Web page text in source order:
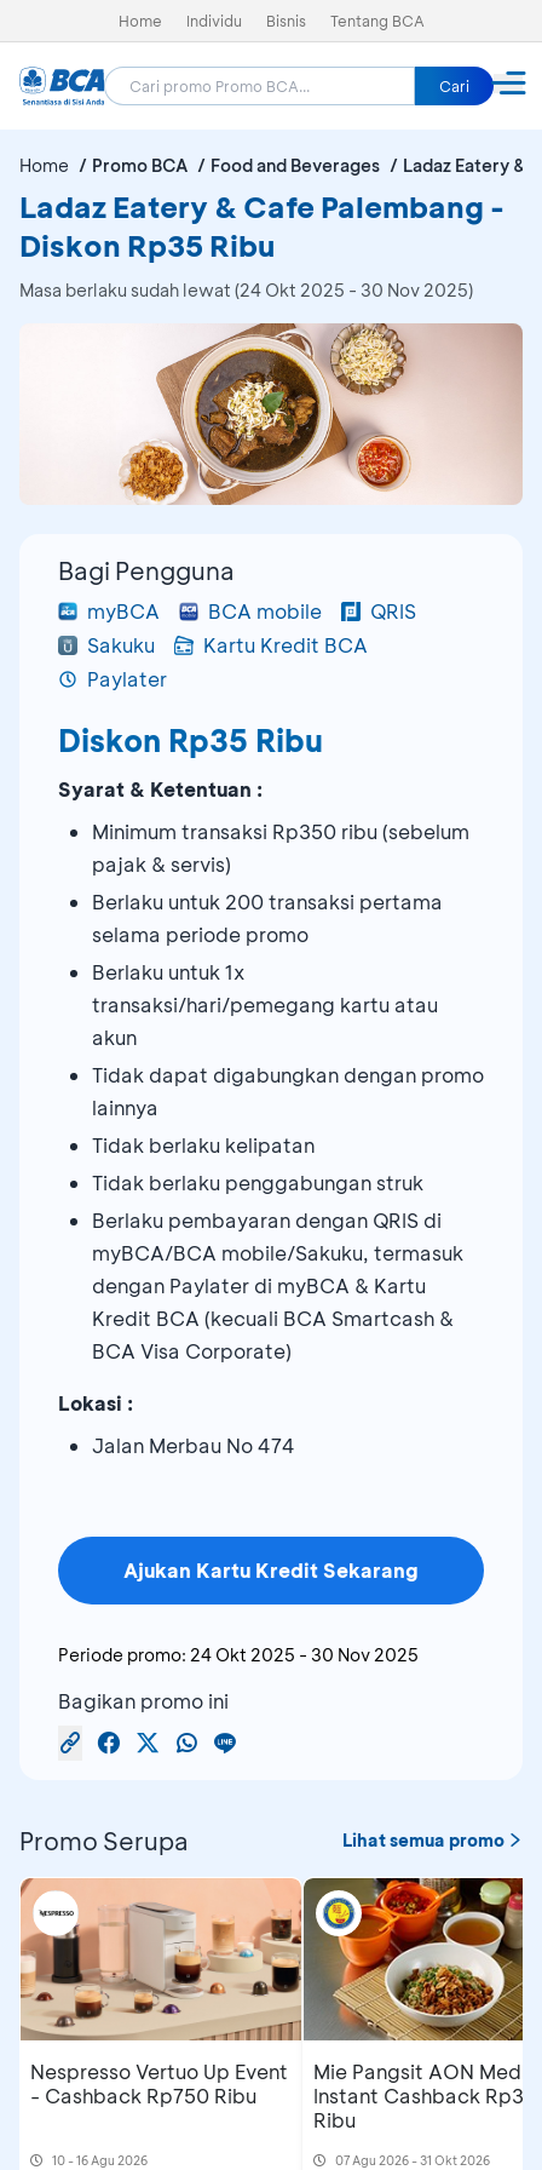
Home Individu Bisnis Tentang BCA
Cari
Home Promo BCA Food and Beverages Ladaz Eatery &
Ladaz Eatery & Cafe Palembang -
Diskon Rp35 Ribu
Masa berlaku sudah lewat (24 Okt 2025 - 30 Nov 2025)
Bagi Pengguna
myBCA BCA mobile
QRIS
Sakuku
Kartu Kredit BCA
Paylater
Diskon Rp35 Ribu
Syarat & Ketentuan :
Minimum transaksi Rp350 ribu (sebelum
pajak & servis)
Berlaku untuk 200 transaksi pertama
selama periode promo
Berlaku untuk 1x
transaksi/hari/pemegang kartu atau
akun
Tidak dapat digabungkan dengan promo
lainnya
Tidak berlaku kelipatan
Tidak berlaku penggabungan struk
Berlaku pembayaran dengan QRIS di
myBCA/BCA mobile/Sakuku, termasuk
dengan Paylater di myBCA & Kartu
Kredit BCA (kecuali BCA Smartcash &
BCA Visa Corporate)
Lokasi :
Jalan Merbau No 474
Ajukan Kartu Kredit Sekarang
Periode promo: 24 Okt 2025 - 30 Nov 2025
Bagikan promo ini
Promo Serupa Lihat semua promo
Nespresso Vertuo Up Event
- Cashback Rp750 Ribu
10 - 16 Agu 2026
Mie Pangsit AON
Instant Cashback Rp35
Ribu
07 Agu 2026 - 31 Okt 2026